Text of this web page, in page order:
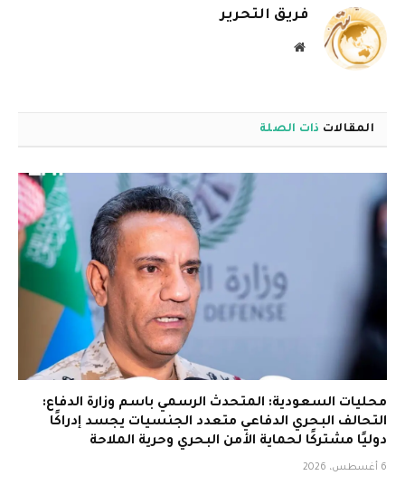
فريق التحرير
موقع
المقالات ذات الصلة
محليات السعودية: المتحدث الرسمي باسم وزارة الدفاع:
التحالف البحري الدفاعي متعدد الجنسيات يجسد إدراكًا
دوليًا مشتركًا لحماية الأمن البحري وحرية الملاحة
6 أغسطس، 2026